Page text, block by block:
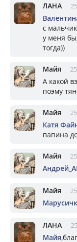
ЛАНА
с
у меня
тогда))
Майя
А какой
поэму
Майя
Катя
папина
Майя
Майя
ЛАНА
Майя